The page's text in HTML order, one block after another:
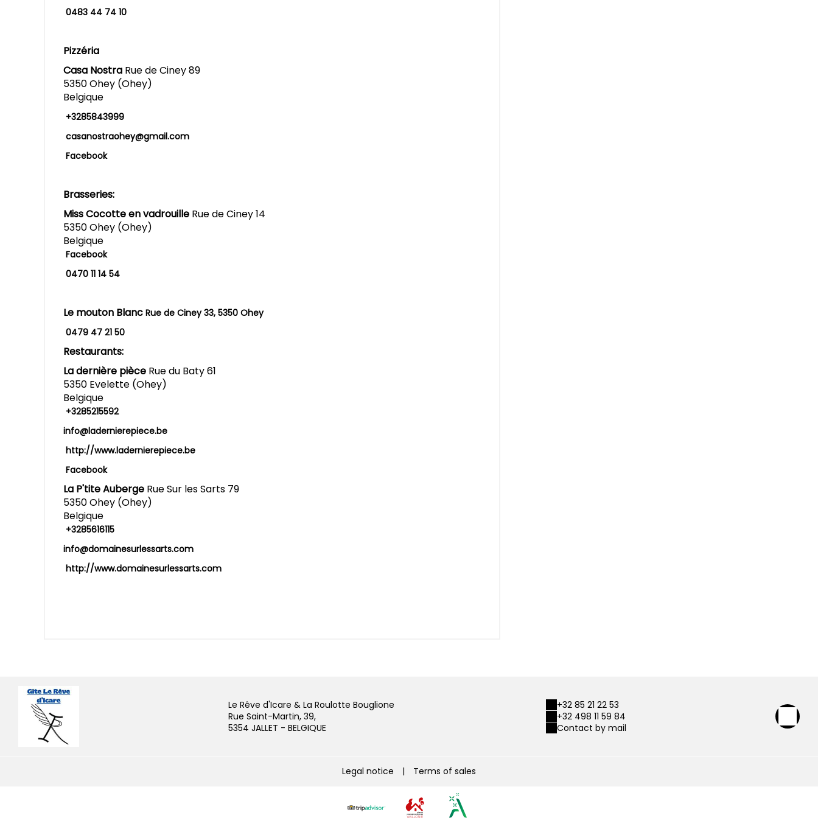
0483 44 74 10
Pizzéria
Casa Nostra Rue de Ciney 89
5350 Ohey (Ohey)
Belgique
+3285843999
casanostraohey@gmail.com
Facebook
Brasseries:
Miss Cocotte en vadrouille Rue de Ciney 14
5350 Ohey (Ohey)
Belgique
Facebook
0470 11 14 54
Le mouton Blanc Rue de Ciney 33, 5350 Ohey
0479 47 21 50
Restaurants:
La dernière pièce Rue du Baty 61
5350 Evelette (Ohey)
Belgique
+3285215592
info@ladernierepiece.be
http://www.ladernierepiece.be
Facebook
La P'tite Auberge Rue Sur les Sarts 79
5350 Ohey (Ohey)
Belgique
+3285616115
info@domainesurlessarts.com
http://www.domainesurlessarts.com
Le Rêve d'Icare & La Roulotte Bouglione
Rue Saint-Martin, 39,
5354 JALLET - BELGIQUE
+32 85 21 22 53
+32 498 11 59 84
Contact by mail
Legal notice | Terms of sales